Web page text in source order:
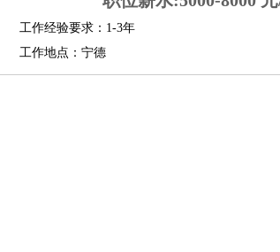
工作经验要求：1-3年
工作地点：宁德